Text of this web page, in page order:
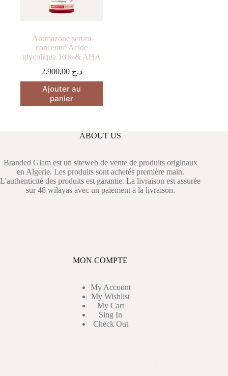
Aromazone serum
concentré Acide
glycolique 10% & AHA
د.ج 2.900,00
Ajouter au
panier
ABOUT US
Branded Glam est un siteweb de vente de produits originaux
en Algerie. Les produits sont achetés première main.
L'authenticité des produits est garantie. La livraison est assurée
sur 48 wilayas avec un paiement à la livraison.
MON COMPTE
My Account
My Wishlist
My Cart
Sing In
Check Out